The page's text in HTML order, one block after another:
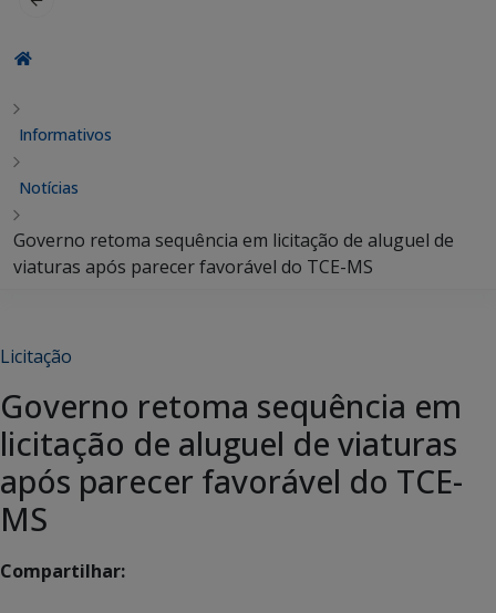
Informativos
Notícias
Governo retoma sequência em licitação de aluguel de
viaturas após parecer favorável do TCE-MS
Licitação
Governo retoma sequência em
licitação de aluguel de viaturas
após parecer favorável do TCE-
MS
Compartilhar: